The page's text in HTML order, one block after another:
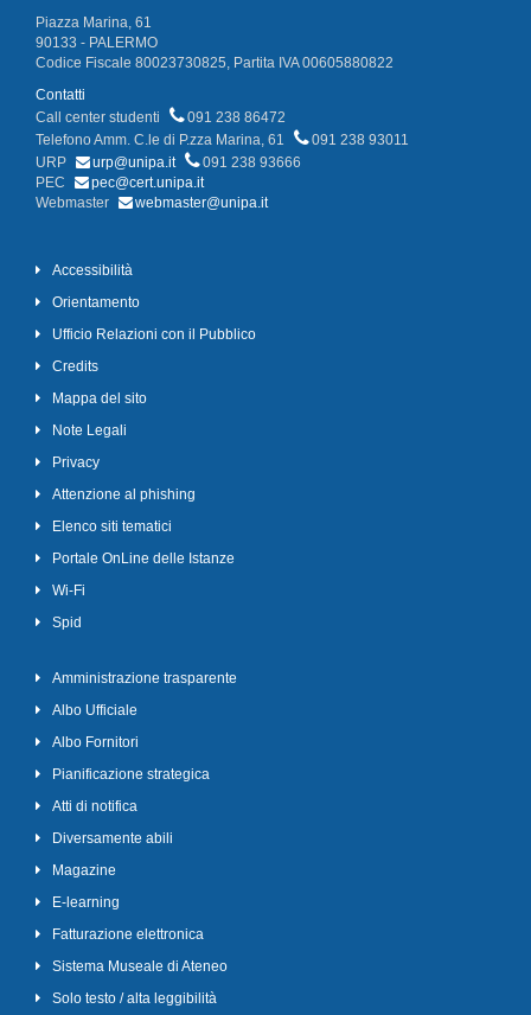
Piazza Marina, 61
90133 - PALERMO
Codice Fiscale 80023730825, Partita IVA 00605880822
Contatti
Call center studenti
091 238 86472
Telefono Amm. C.le di P.zza Marina, 61
091 238 93011
URP
urp@unipa.it
091 238 93666
PEC
pec@cert.unipa.it
Webmaster
webmaster@unipa.it
Accessibilità
Orientamento
Ufficio Relazioni con il Pubblico
Credits
Mappa del sito
Note Legali
Privacy
Attenzione al phishing
Elenco siti tematici
Portale OnLine delle Istanze
Wi-Fi
Spid
Amministrazione trasparente
Albo Ufficiale
Albo Fornitori
Pianificazione strategica
Atti di notifica
Diversamente abili
Magazine
E-learning
Fatturazione elettronica
Sistema Museale di Ateneo
Solo testo / alta leggibilità